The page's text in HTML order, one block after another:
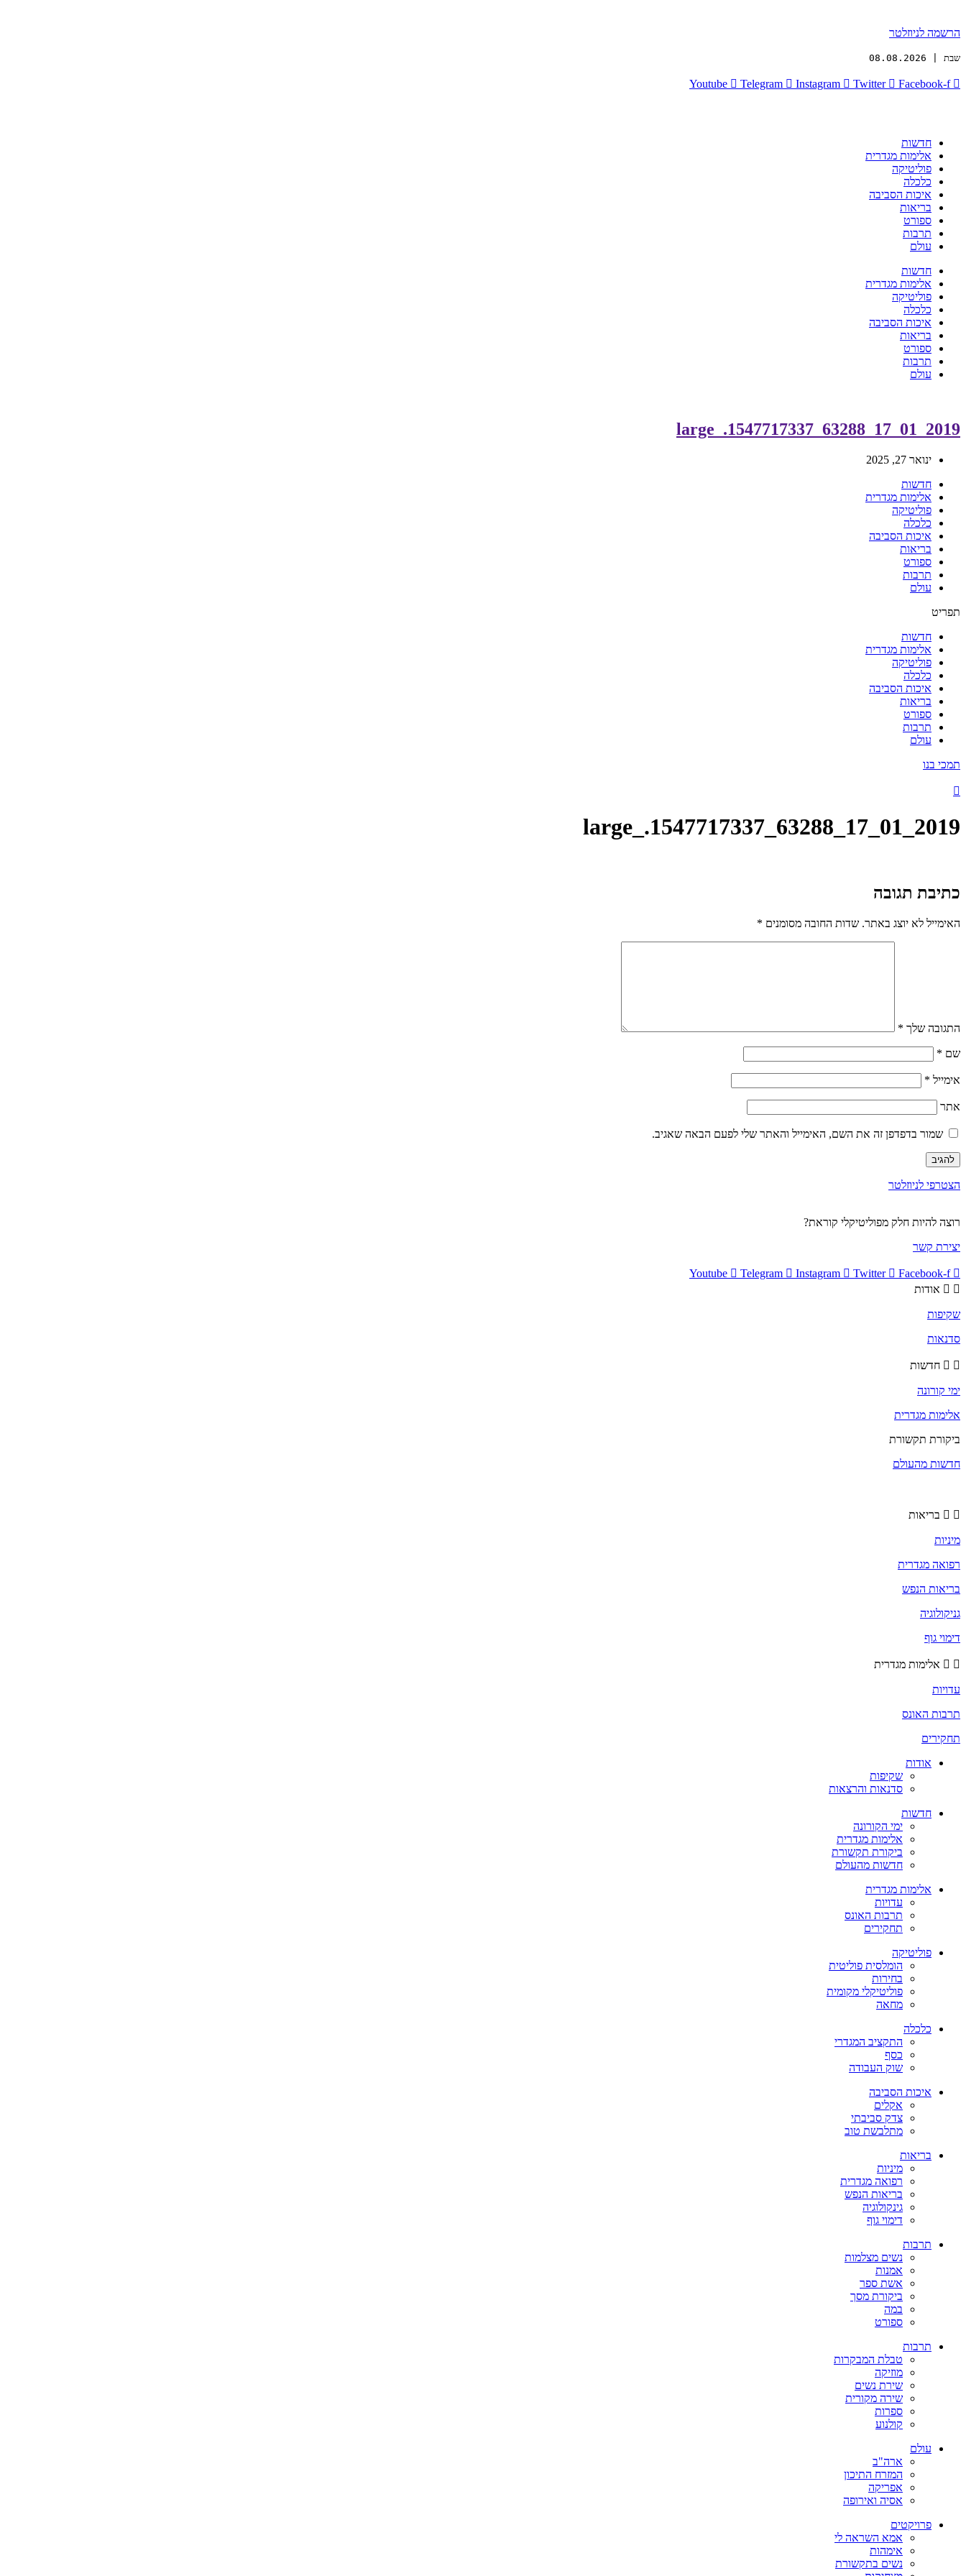
הרשמה לניוזלטר
שבת | 08.08.2026
Youtube Telegram Instagram Twitter Facebook-f
חדשות
אלימות מגדרית
פוליטיקה
כלכלה
איכות הסביבה
בריאות
ספורט
תרבות
עולם
חדשות
אלימות מגדרית
פוליטיקה
כלכלה
איכות הסביבה
בריאות
ספורט
תרבות
עולם
2019_01_17_63288_1547717337._large
ינואר 27, 2025
חדשות
אלימות מגדרית
פוליטיקה
כלכלה
איכות הסביבה
בריאות
ספורט
תרבות
עולם
תפריט
חדשות
אלימות מגדרית
פוליטיקה
כלכלה
איכות הסביבה
בריאות
ספורט
תרבות
עולם
תמכי בנו
2019_01_17_63288_1547717337._large
כתיבת תגובה
האימייל לא יוצג באתר. שדות החובה מסומנים *
התגובה שלך *
שם *
אימייל *
אתר
שמור בדפדפן זה את השם, האימייל והאתר שלי לפעם הבאה שאגיב.
הצטרפי לניוזלטר
רוצה להיות חלק מפוליטיקלי קוראת?
יצירת קשר
Youtube Telegram Instagram Twitter
Facebook-f
אודות
שקיפות
סדנאות
חדשות
ימי קורונה
אלימות מגדרית
ביקורת תקשורת
חדשות מהעולם
בריאות
מיניות
רפואה מגדרית
בריאות הנפש
גניקולוגיה
דימוי גוף
אלימות מגדרית
עדויות
תרבות האונס
תחקירים
אודות
שקיפות
סדנאות והרצאות
חדשות
ימי הקורונה
אלימות מגדרית
ביקורת תקשורת
חדשות מהעולם
אלימות מגדרית
עדויות
תרבות האונס
תחקירים
פוליטיקה
הומלסית פוליטית
בחירות
פוליטיקלי מקומית
מחאה
כלכלה
התקציב המגדרי
כסף
שוק העבודה
איכות הסביבה
אקלים
צדק סביבתי
מתלבשת טוב
בריאות
מיניות
רפואה מגדרית
בריאות הנפש
גינקולוגיה
דימוי גוף
תרבות
נשים מצלמות
אמנות
אשת ספר
ביקורת מסך
במה
ספורט
תרבות
טבלת המבקרות
מוזיקה
שירת נשים
שירה מקורית
ספרות
קולנוע
עולם
ארה"ב
המזרח התיכון
אפריקה
אסיה ואירופה
פרויקטים
אמא השראה לי
אימהות
נשים בתקשורת